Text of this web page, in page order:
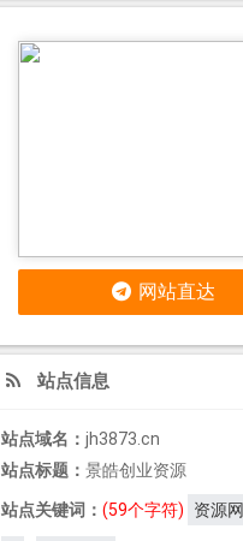
网站直达
站点信息
站点域名： jh3873.cn
站点标题： 景皓创业资源
站点关键词： (59个字符) 资源网